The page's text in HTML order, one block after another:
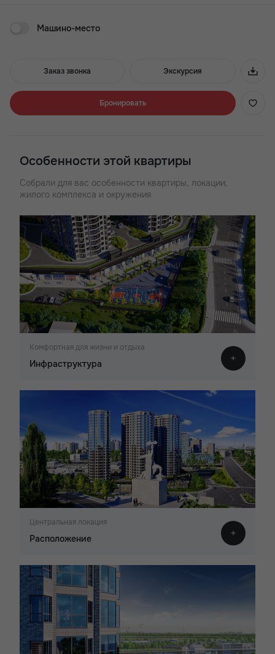
- 3 минуты до проспекта Стачки
- Широкий выбор планировок
- Детские и воркаут зоны
- Квартиры с большими окнами
Машино-место
Заказ звонка Экскурсия
Бронировать
Особенности этой квартиры
Собрали для вас особенности квартиры, локации,
жилого комплекса и окружения
Комфортная для жизни и отдыха
Инфраструктура
Центральная локация
Расположение